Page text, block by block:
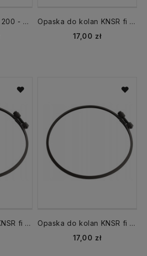
Wkładka kątowa fi 200 - 200 kąt 45 z rurą rozetą i sznurem WKKCS150/200/45
Opaska do kolan KNSR fi 200 mm CZ2 DARCO
17,00 zł
Opaska do kolan KNSR fi 150 mm CZ2 DARCO
Opaska do kolan KNSR fi 120 mm CZ2 DARCO
17,00 zł